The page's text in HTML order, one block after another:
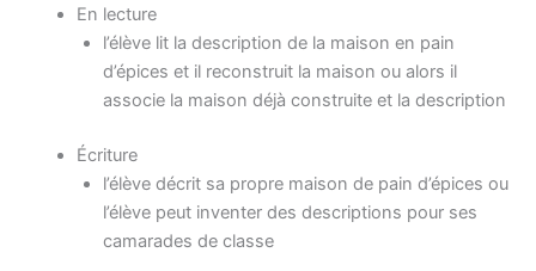
En lecture
l’élève lit la description de la maison en pain
d’épices et il reconstruit la maison ou alors il
associe la maison déjà construite et la description
Écriture
l’élève décrit sa propre maison de pain d’épices ou
l’élève peut inventer des descriptions pour ses
camarades de classe